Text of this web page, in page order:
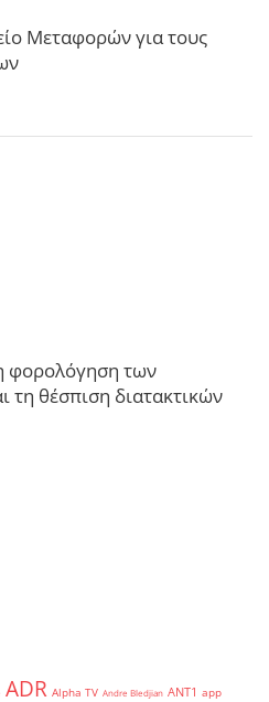
Μεταφορών για τους
φορολόγηση των
τη θέσπιση διατακτικών
ADR Alpha TV Andre Bledjian ANT1 app